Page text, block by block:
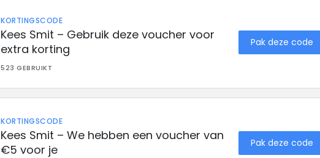
KORTINGSCODE
Kees Smit – Gebruik deze voucher voor
extra korting
523 GEBRUIKT
Pak deze code
KORTINGSCODE
Kees Smit – We hebben een voucher van
€5 voor je
Pak deze code